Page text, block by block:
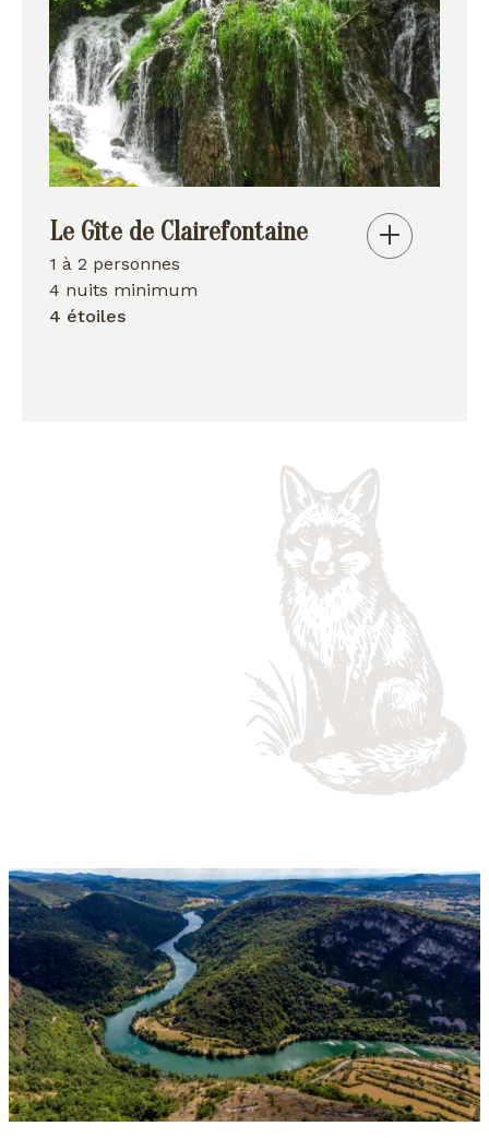
Le Gîte de Clairefontaine
1 à 2 personnes
4 nuits minimum
4 étoiles